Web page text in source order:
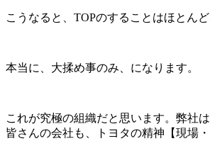
こうなると、TOPのすることはほとんど
本当に、大揉め事のみ、になります。
これが究極の組織だと思います。弊社
皆さんの会社も、トヨタの精神【現場